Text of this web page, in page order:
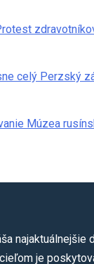
je